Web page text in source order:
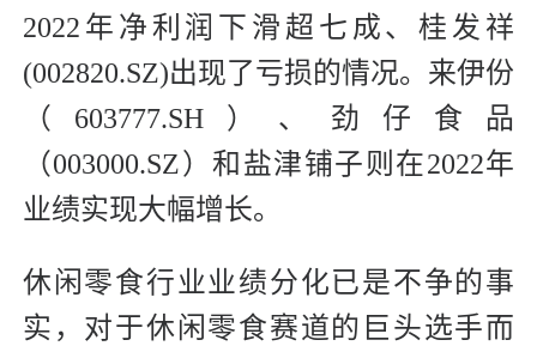
2022年净利润下滑超七成、桂发祥
(002820.SZ)出现了亏损的情况。来伊份
（603777.SH）、劲仔食品
（003000.SZ）和盐津铺子则在2022年
业绩实现大幅增长。
休闲零食行业业绩分化已是不争的事
实，对于休闲零食赛道的巨头选手而